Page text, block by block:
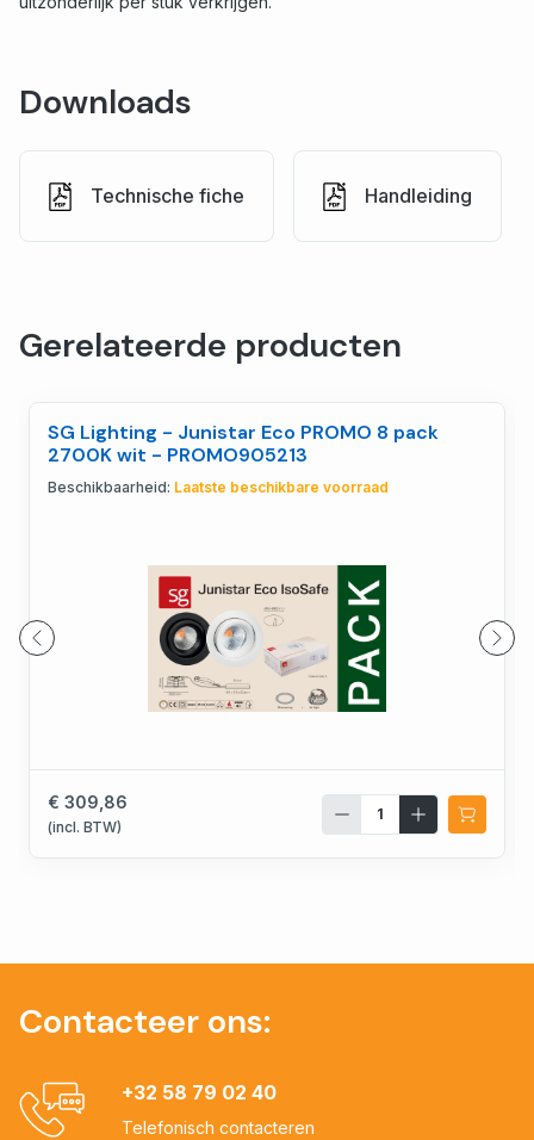
Downloads
Technische fiche Handleiding
Gerelateerde producten
SG Lighting - Junistar Eco PROMO 8 pack
2700K wit - PROMO905213
Beschikbaarheid: Laatste beschikbare voorraad
€ 309,86
(incl. BTW)
Contacteer ons:
+32 58 79 02 40
Telefonisch contacteren